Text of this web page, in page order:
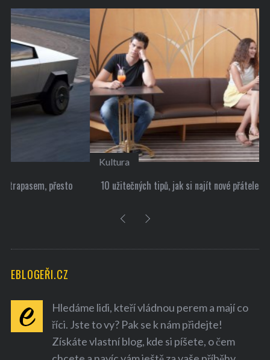
Kultura
10 užitečných tipů, jak si najít nové přátele
EBLOGEŘI.CZ
Hledáme lidi, kteří vládnou perem a mají co
říci. Jste to vy? Pak se k nám přidejte!
Získáte vlastní blog, kde si píšete, o čem